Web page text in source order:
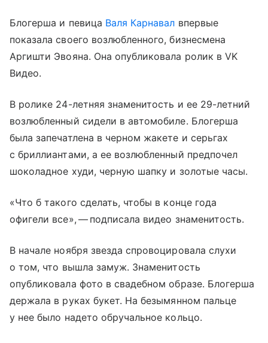
Блогерша и певица Валя Карнавал впервые
показала своего возлюбленного, бизнесмена
Аргишти Эвояна. Она опубликовала ролик в VK
Видео.
В ролике 24-летняя знаменитость и ее 29-летний
возлюбленный сидели в автомобиле. Блогерша
была запечатлена в черном жакете и серьгах
с бриллиантами, а ее возлюбленный предпочел
шоколадное худи, черную шапку и золотые часы.
«Что б такого сделать, чтобы в конце года
офигели все», — подписала видео знаменитость.
В начале ноября звезда спровоцировала слухи
о том, что вышла замуж. Знаменитость
опубликовала фото в свадебном образе. Блогерша
держала в руках букет. На безымянном пальце
у нее было надето обручальное кольцо.